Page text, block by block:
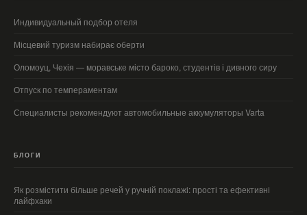
Индивидуальный подбор отеля
Місцевий туризм набирає оберти
Оломоуц, Чехія — моравське місто бароко, студентів і дивного сиру
Отпуск по темпераментам
Специалисты рекомендуют автомобильные аккумуляторы Varta
БЛОГИ
Як розмістити більше речей у ручній поклажі: прості та ефективні
лайфхаки